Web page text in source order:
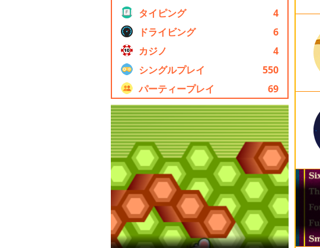
タイピング
4
ドライビング
6
カジノ
4
シングルプレイ
550
パーティープレイ
69